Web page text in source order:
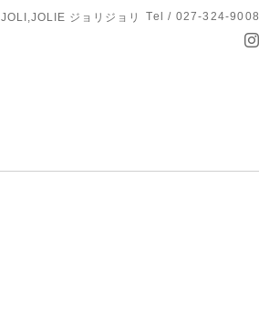
JOLI,JOLIE ジョリジョリ Tel / 027-324-9008